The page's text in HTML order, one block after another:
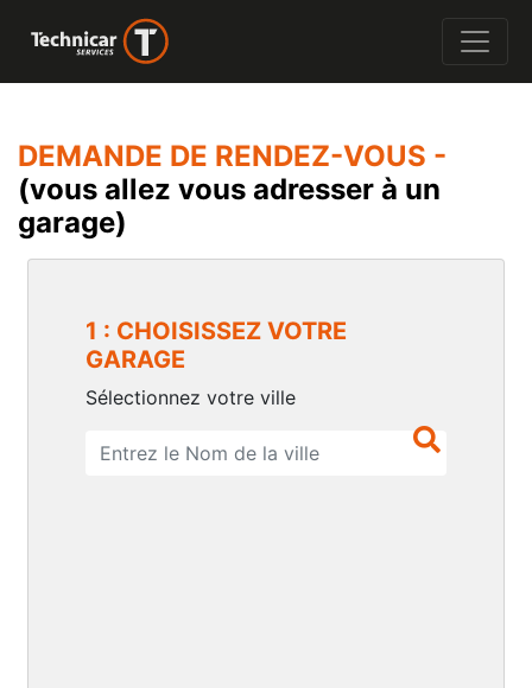
DEMANDE DE RENDEZ-VOUS -
(vous allez vous adresser à un
garage)
1 : CHOISISSEZ VOTRE
GARAGE
Sélectionnez votre ville